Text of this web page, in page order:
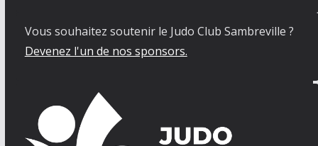
Vous souhaitez soutenir le Judo Club Sambreville ?
Devenez l'un de nos sponsors.